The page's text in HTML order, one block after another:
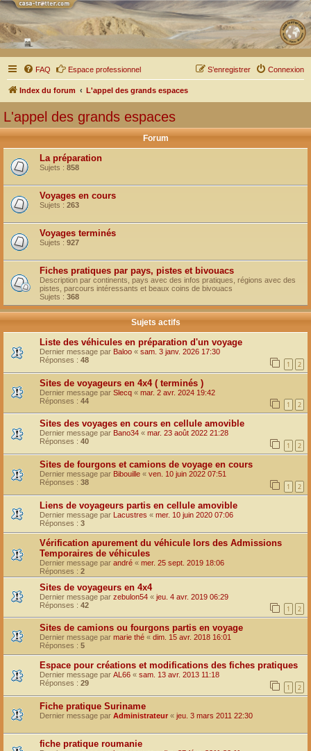
FAQ Espace professionnel Connexion
S’enregistrer
Index du forum L'appel des grands espaces
L'appel des grands espaces
Forum
La préparation
Sujets : 858
Voyages en cours
Sujets : 263
Voyages terminés
Sujets : 927
Fiches pratiques par pays, pistes et bivouacs
Description par continents, pays avec des infos pratiques, régions avec des
pistes, parcours intéressants et beaux coins de bivouacs
Sujets : 368
Sujets actifs
Liste des véhicules en préparation d'un voyage
Dernier message par Baloo « sam. 3 janv. 2026 17:30
Réponses : 48 1 2
Sites de voyageurs en 4x4 ( terminés )
Dernier message par Slecq « mar. 2 avr. 2024 19:42
Réponses : 44 1 2
Sites des voyages en cours en cellule amovible
Dernier message par Bano34 « mar. 23 août 2022 21:28
Réponses : 40 1 2
Sites de fourgons et camions de voyage en cours
Dernier message par Bibouille « ven. 10 juin 2022 07:51
Réponses : 38 1 2
Liens de voyageurs partis en cellule amovible
Dernier message par Lacustres « mer. 10 juin 2020 07:06
Réponses : 3
Vérification apurement du véhicule lors des Admissions
Temporaires de véhicules
Dernier message par andré « mer. 25 sept. 2019 18:06
Réponses : 2
Sites de voyageurs en 4x4
Dernier message par zebulon54 « jeu. 4 avr. 2019 06:29
Réponses : 42 1 2
Sites de camions ou fourgons partis en voyage
Dernier message par marie thé « dim. 15 avr. 2018 16:01
Réponses : 5
Espace pour créations et modifications des fiches pratiques
Dernier message par AL66 « sam. 13 avr. 2013 11:18
Réponses : 29 1 2
Fiche pratique Suriname
Dernier message par Administrateur « jeu. 3 mars 2011 22:30
fiche pratique roumanie